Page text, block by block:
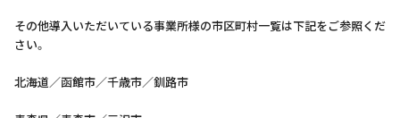
その他導入いただいている事業所様の市区町村一覧は下記をご参照くだ
さい。
北海道／函館市／千歳市／釧路市